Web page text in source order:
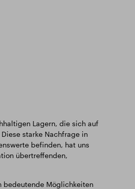
Lagern, die sich auf
starke Nachfrage in
befinden, hat uns
übertreffenden,
bedeutende Möglichkeiten